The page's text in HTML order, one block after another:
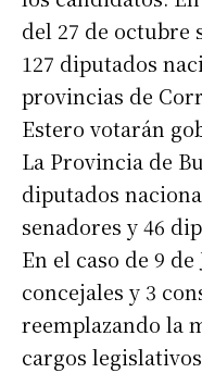
del 27 de octubre
127 diputados
provincias de
Estero votarán
La Provincia de
diputados
senadores y 46
En el caso de 9
concejales y 3
reemplazando la
cargos